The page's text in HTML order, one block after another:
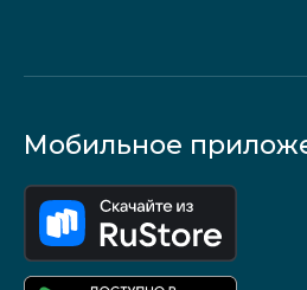
Мобильное